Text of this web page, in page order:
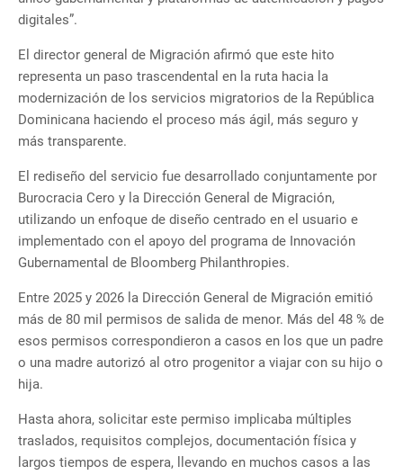
digitales”.
El director general de Migración afirmó que este hito
representa un paso trascendental en la ruta hacia la
modernización de los servicios migratorios de la República
Dominicana haciendo el proceso más ágil, más seguro y
más transparente.
El rediseño del servicio fue desarrollado conjuntamente por
Burocracia Cero y la Dirección General de Migración,
utilizando un enfoque de diseño centrado en el usuario e
implementado con el apoyo del programa de Innovación
Gubernamental de Bloomberg Philanthropies.
Entre 2025 y 2026 la Dirección General de Migración emitió
más de 80 mil permisos de salida de menor. Más del 48 % de
esos permisos correspondieron a casos en los que un padre
o una madre autorizó al otro progenitor a viajar con su hijo o
hija.
Hasta ahora, solicitar este permiso implicaba múltiples
traslados, requisitos complejos, documentación física y
largos tiempos de espera, llevando en muchos casos a las